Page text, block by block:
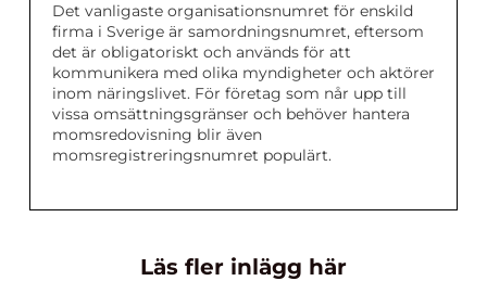
Det vanligaste organisationsnumret för enskild
firma i Sverige är samordningsnumret, eftersom
det är obligatoriskt och används för att
kommunikera med olika myndigheter och aktörer
inom näringslivet. För företag som når upp till
vissa omsättningsgränser och behöver hantera
momsredovisning blir även
momsregistreringsnumret populärt.
Läs fler inlägg här